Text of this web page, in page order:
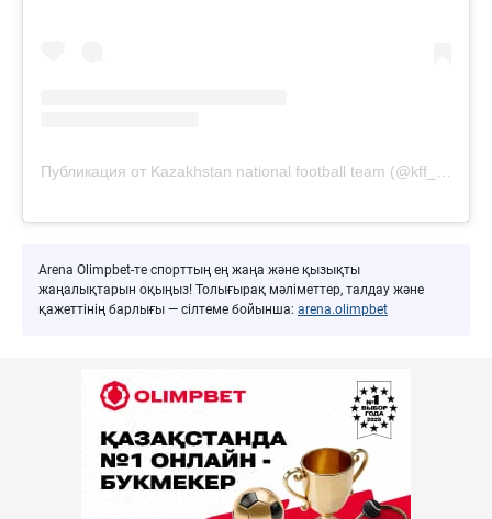
Arena Olimpbet-те спорттың ең жаңа және қызықты
жаңалықтарын оқыңыз! Толығырақ мәліметтер, талдау және
қажеттінің барлығы — сілтеме бойынша: arena.olimpbet